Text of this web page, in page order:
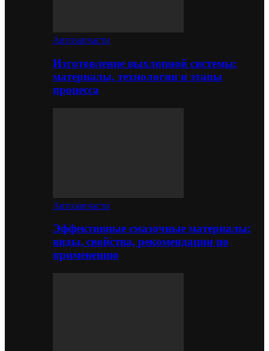
Автозапчасти
Изготовление выхлопной системы:
материалы, технологии и этапы
процесса
Автозапчасти
Эффективные смазочные материалы:
виды, свойства, рекомендации по
применению